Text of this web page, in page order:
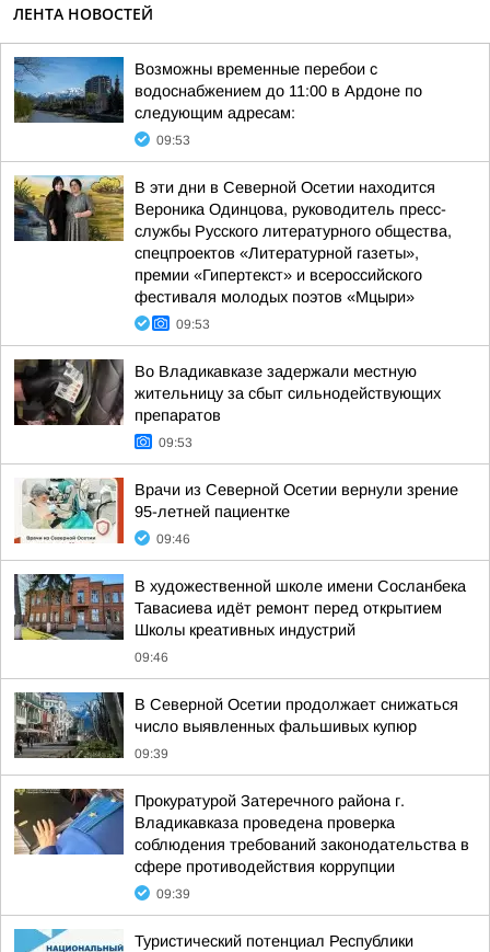
ЛЕНТА НОВОСТЕЙ
Возможны временные перебои с
водоснабжением до 11:00 в Ардоне по
следующим адресам:
09:53
В эти дни в Северной Осетии находится
Вероника Одинцова, руководитель пресс-
службы Русского литературного общества,
спецпроектов «Литературной газеты»,
премии «Гипертекст» и всероссийского
фестиваля молодых поэтов «Мцыри»
09:53
Во Владикавказе задержали местную
жительницу за сбыт сильнодействующих
препаратов
09:53
Врачи из Северной Осетии вернули зрение
95-летней пациентке
09:46
В художественной школе имени Сосланбека
Тавасиева идёт ремонт перед открытием
Школы креативных индустрий
09:46
В Северной Осетии продолжает снижаться
число выявленных фальшивых купюр
09:39
Прокуратурой Затеречного района г.
Владикавказа проведена проверка
соблюдения требований законодательства в
сфере противодействия коррупции
09:39
Туристический потенциал Республики